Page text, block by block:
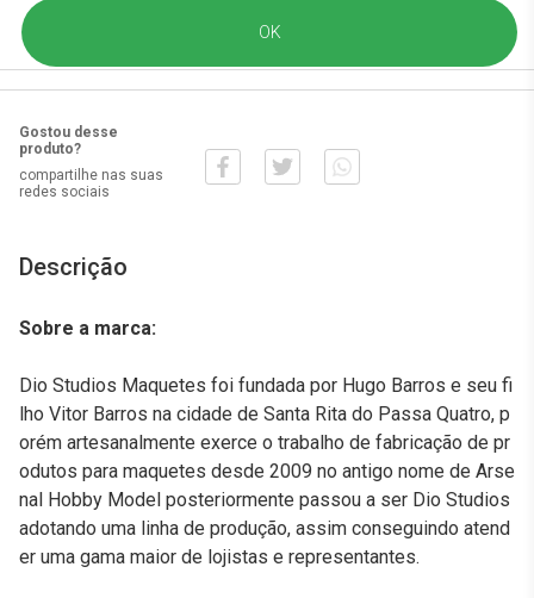
Gostou desse
produto?
compartilhe nas suas
redes sociais
Descrição
Sobre a marca:
Dio Studios Maquetes foi fundada por Hugo Barros e seu fi
lho Vitor Barros na cidade de Santa Rita do Passa Quatro, p
orém artesanalmente exerce o trabalho de fabricação de pr
odutos para maquetes desde 2009 no antigo nome de Arse
nal Hobby Model posteriormente passou a ser Dio Studios
adotando uma linha de produção, assim conseguindo atend
er uma gama maior de lojistas e representantes.